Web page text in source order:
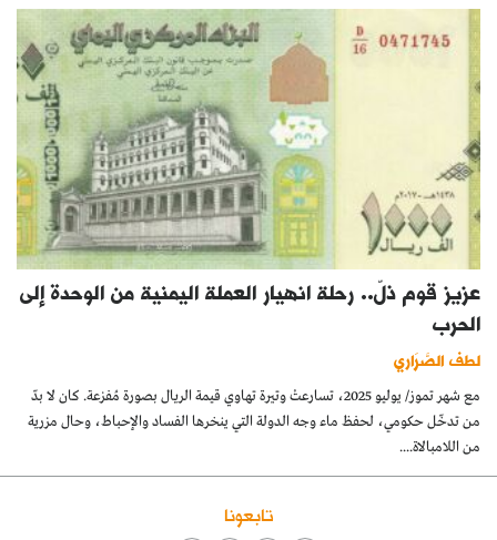
عزيز قوم ذلّ.. رحلة انهيار العملة اليمنية من الوحدة إلى
الحرب
لطف الصَّرَاري
مع شهر تموز/ يوليو 2025، تسارعتْ وتيرة تهاوي قيمة الريال بصورة مُفزعة. كان لا بدّ
من تدخّل حكومي، لحفظ ماء وجه الدولة التي ينخرها الفساد والإحباط، وحال مزرية
من اللامبالاة....
تابعونا